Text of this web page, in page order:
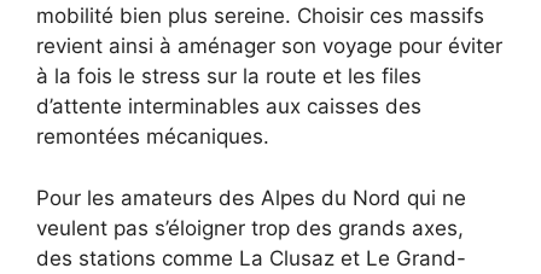
mobilité bien plus sereine. Choisir ces massifs
revient ainsi à aménager son voyage pour éviter
à la fois le stress sur la route et les files
d’attente interminables aux caisses des
remontées mécaniques.
Pour les amateurs des Alpes du Nord qui ne
veulent pas s’éloigner trop des grands axes,
des stations comme La Clusaz et Le Grand-